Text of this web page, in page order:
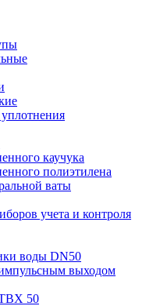
каучука
полиэтилена
ваты
учета и контроля
воды DN50
выходом
50